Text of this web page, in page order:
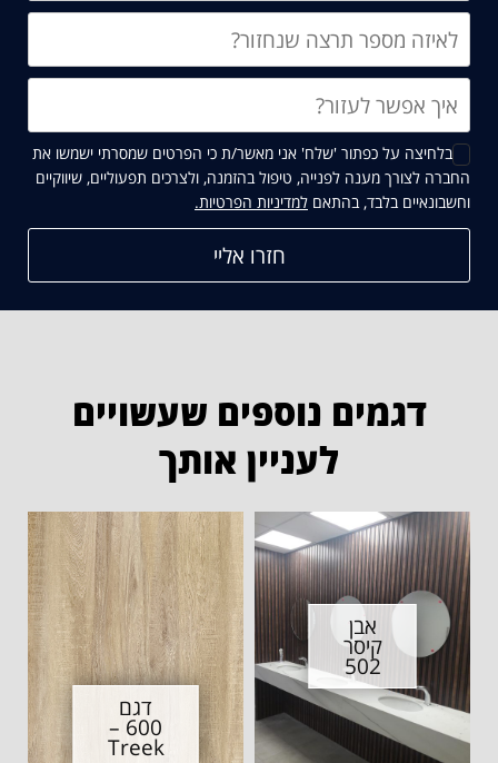
בלחיצה על כפתור 'שלח' אני מאשר/ת כי הפרטים שמסרתי ישמשו את
החברה לצורך מענה לפנייה, טיפול בהזמנה, ולצרכים תפעוליים, שיווקיים
וחשבונאיים בלבד, בהתאם למדיניות הפרטיות.
דגמים נוספים שעשויים
לעניין אותך
אבן
קיסר
502
דגם
600 –
Treek